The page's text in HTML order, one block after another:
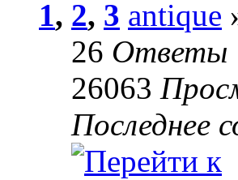
1, 2, 3 antique
26 Ответы
26063
Последнее